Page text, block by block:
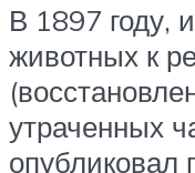
В 1897 году,
животных к
утраченных
опубликовал